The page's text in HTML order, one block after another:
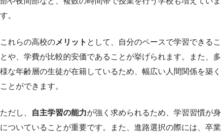
す。
これらの高校のメリット として、自分のペースで学習できるこ
とや、学費が比較的安価であることが挙げられます。また、多
様な年齢層の生徒が在籍しているため、幅広い人間関係を築く
ことができます。
ただし、 自主学習の能力が強く求められるため、学習習慣が身
についていることが重要です。また、進路選択の際には、卒業